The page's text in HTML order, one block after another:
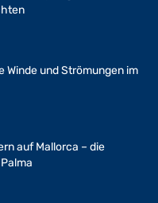
Winde und Strömungen im
auf Mallorca – die